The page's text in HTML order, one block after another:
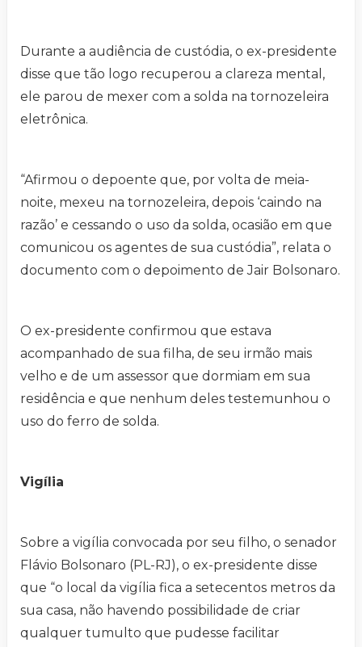
Durante a audiência de custódia, o ex-presidente
disse que tão logo recuperou a clareza mental,
ele parou de mexer com a solda na tornozeleira
eletrônica.
“Afirmou o depoente que, por volta de meia-
noite, mexeu na tornozeleira, depois ‘caindo na
razão’ e cessando o uso da solda, ocasião em que
comunicou os agentes de sua custódia”, relata o
documento com o depoimento de Jair Bolsonaro.
O ex-presidente confirmou que estava
acompanhado de sua filha, de seu irmão mais
velho e de um assessor que dormiam em sua
residência e que nenhum deles testemunhou o
uso do ferro de solda.
Vigília
Sobre a vigília convocada por seu filho, o senador
Flávio Bolsonaro (PL-RJ), o ex-presidente disse
que “o local da vigília fica a setecentos metros da
sua casa, não havendo possibilidade de criar
qualquer tumulto que pudesse facilitar